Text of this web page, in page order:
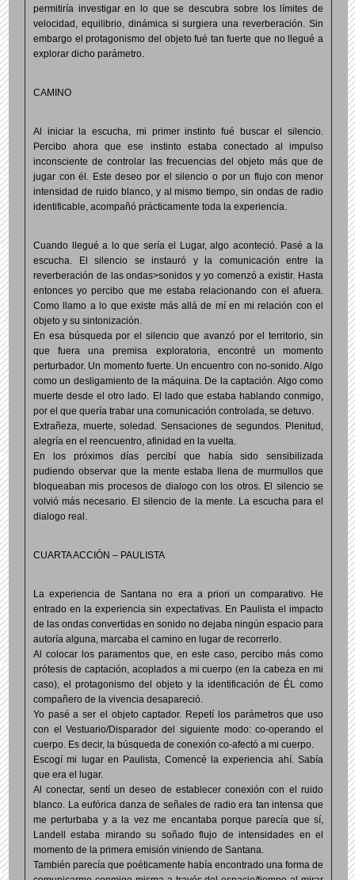
permitiría investigar en lo que se descubra sobre los límites de
velocidad, equilibrio, dinámica si surgiera una reverberación. Sin
embargo el protagonismo del objeto fué tan fuerte que no llegué a
explorar dicho parámetro.
CAMINO
Al iniciar la escucha, mi primer instinto fué buscar el silencio.
Percibo ahora que ese instinto estaba conectado al impulso
inconsciente de controlar las frecuencias del objeto más que de
jugar con él. Este deseo por el silencio o por un flujo con menor
intensidad de ruido blanco, y al mismo tiempo, sin ondas de radio
identificable, acompañó prácticamente toda la experiencia.
Cuando llegué a lo que sería el Lugar, algo aconteció. Pasé a la
escucha. El silencio se instauró y la comunicación entre la
reverberación de las ondas>sonidos y yo comenzó a existir. Hasta
entonces yo percibo que me estaba relacionando con el afuera.
Como llamo a lo que existe más allá de mí en mi relación con el
objeto y su sintonización.
En esa búsqueda por el silencio que avanzó por el territorio, sin
que fuera una premisa exploratoria, encontré un momento
perturbador. Un momento fuerte. Un encuentro con no-sonido. Algo
como un desligamiento de la máquina. De la captación. Algo como
muerte desde el otro lado. El lado que estaba hablando conmigo,
por el que quería trabar una comunicación controlada, se detuvo.
Extrañeza, muerte, soledad. Sensaciones de segundos. Plenitud,
alegría en el reencuentro, afinidad en la vuelta.
En los próximos días percibí que había sido sensibilizada
pudiendo observar que la mente estaba llena de murmullos que
bloqueaban mis procesos de dialogo con los otros. El silencio se
volvió más necesario. El silencio de la mente. La escucha para el
dialogo real.
CUARTA ACCIÓN – PAULISTA
La experiencia de Santana no era a priori un comparativo. He
entrado en la experiencia sin expectativas. En Paulista el impacto
de las ondas convertidas en sonido no dejaba ningún espacio para
autoría alguna, marcaba el camino en lugar de recorrerlo.
Al colocar los paramentos que, en este caso, percibo más como
prótesis de captación, acoplados a mi cuerpo (en la cabeza en mi
caso), el protagonismo del objeto y la identificación de ÉL como
compañero de la vivencia desapareció.
Yo pasé a ser el objeto captador. Repetí los parámetros que uso
con el Vestuario/Disparador del siguiente modo: co-operando el
cuerpo. Es decir, la búsqueda de conexión co-afectó a mi cuerpo.
Escogí mi lugar en Paulista, Comencé la experiencia ahí. Sabía
que era el lugar.
Al conectar, sentí un deseo de establecer conexión con el ruido
blanco. La eufórica danza de señales de radio era tan intensa que
me perturbaba y a la vez me encantaba porque parecía que sí,
Landell estaba mirando su soñado flujo de intensidades en el
momento de la primera emisión viniendo de Santana.
También parecía que poéticamente había encontrado una forma de